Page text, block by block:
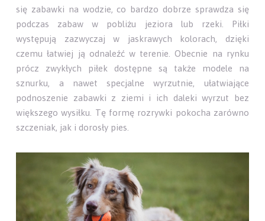
się zabawki na wodzie, co bardzo dobrze sprawdza się
podczas zabaw w pobliżu jeziora lub rzeki. Piłki
występują zazwyczaj w jaskrawych kolorach, dzięki
czemu łatwiej ją odnaleźć w terenie. Obecnie na rynku
prócz zwykłych piłek dostępne są także modele na
sznurku, a nawet specjalne wyrzutnie, ułatwiające
podnoszenie zabawki z ziemi i ich daleki wyrzut bez
większego wysiłku. Tę formę rozrywki pokocha zarówno
szczeniak, jak i dorosły pies.